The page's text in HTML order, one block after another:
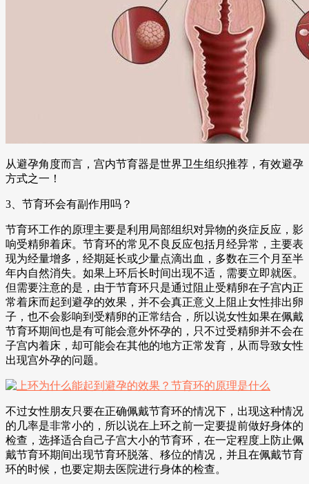
从避孕角度而言，宫内节育器是世界卫生组织推荐，有效避孕
方式之一！
3、节育环会有副作用吗？
节育环工作的原理主要是利用局部组织对异物的炎症反应，影
响受精卵着床。节育环的常见不良反应包括月经异常，主要表
现为经量增多，经期延长或少量点滴出血，多数在三个月至半
年内自然消失。如果上环后长时间出现不适，需要立即就医。
但需要注意的是，由于节育环只是通过阻止受精卵在子宫内正
常着床而起到避孕的效果，并不会真正意义上阻止女性排出卵
子，也不会影响到受精卵的正常结合，所以说女性如果在佩戴
节育环期间也是有可能会意外怀孕的，只不过受精卵并不会在
子宫内着床，却可能会在其他的地方正常发育，从而导致女性
出现宫外孕的问题。
不过女性朋友只要在正确佩戴节育环的情况下，出现这种情况
的几率是非常小的，所以说在上环之前一定要提前做好身体的
检查，选择适合自己子宫大小的节育环，在一定程度上防止佩
戴节育环期间出现节育环脱落、移位的情况，并且在佩戴节育
环的时候，也要定期去医院进行身体的检查。